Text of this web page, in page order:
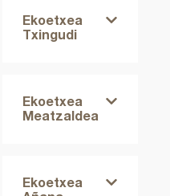
Ekoetxea
Txingudi
Ekoetxea
Meatzaldea
Ekoetxea